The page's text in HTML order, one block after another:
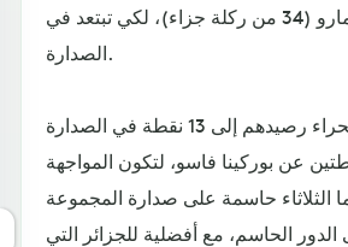
ليوسف عومارو (34 من ركلة جزاء)، لكي تبتعد في
الصدارة.
ورفع ثعالب الصحراء رصيدهم إلى 13 نقطة في الصدارة
عن بوركينا فاسو، لتكون المواجهة
الثلاثاء حاسمة على صدارة المجموعة
الدور الحاسم، مع أفضلية للجزائر التي